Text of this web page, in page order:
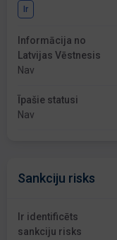
Ir
Informācija no
Latvijas Vēstnesis
Nav
Īpašie statusi
Nav
Sankciju risks
Ir identificēts
sankciju risks